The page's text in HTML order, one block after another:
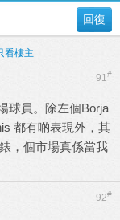
回復
看樓主
91#
球員。除左個Borja
都有啲表現外，其
，個市場真係當我
92#